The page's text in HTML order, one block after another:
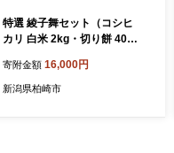
特選 綾子舞セット（コシヒ
カリ 白米 2kg・切り餅 400g
68]
寄附金額 16,000円
新潟県柏崎市